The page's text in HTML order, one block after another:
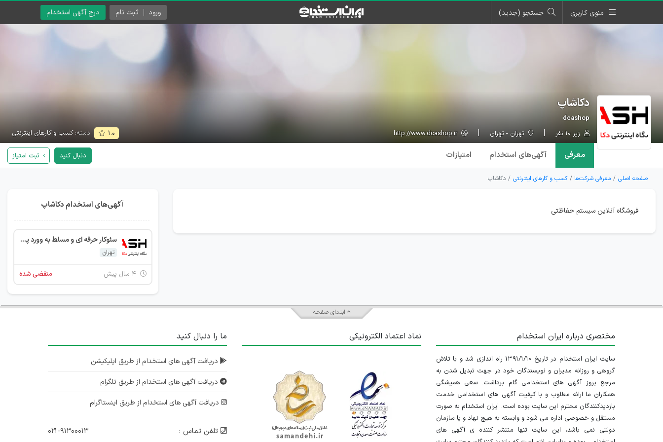
منوی کاربری جستجو (جدید) درج آگهی استخدام ورود ثبت نام
دکاشاپ
dcashop
زیر ۱۰ نفر
تهران - تهران http://www.dcashop.ir ۱.۰ دسته:کسب و کارهای اینترنتی
معرفی آگهی‌های استخدام امتیازات دنبال کنید ثبت امتیاز
صفحه اصلی معرفی شرکت‌ها کسب و کارهای اینترنتی دکاشاپ
فروشگاه آنلاین سیستم حفاظتی
آگهی‌های استخدام دکاشاپ
سئوکار حرفه ای و مسلط به وورد پرس ووکامرس
تهران
منقضی شده
ابتدای صفحه
مختصری درباره ایران استخدام
سایت ایران استخدام در تاریخ ۱۳۹۱/۱/۱۰ راه اندازی شد و با تلاش
گروهی و روزانه مدیران و نویسندگان خود در جهت تبدیل شدن به
مرجع بروز آگهی های استخدامی گام برداشت. سعی همیشگی
همکاران ما ارائه مطلوب و با کیفیت آگهی های استخدامی خدمت
بازدیدکنندگان محترم این سایت بوده است. ایران استخدام به صورت
مستقل و خصوصی اداره می شود و وابسته به هیچ نهاد و یا سازمان
دولتی نمی باشد، این سایت تنها منتشر کننده ی آگهی های
نماد اعتماد الکترونیکی ما را دنبال کنید
دریافت آگهی های استخدام از طریق اپلیکیشن
دریافت آگهی های استخدام از طریق تلگرام
دریافت آگهی های استخدام از طریق اینستاگرام
تلفن تماس : ۰۲۱-۹۱۳۰۰۰۱۳